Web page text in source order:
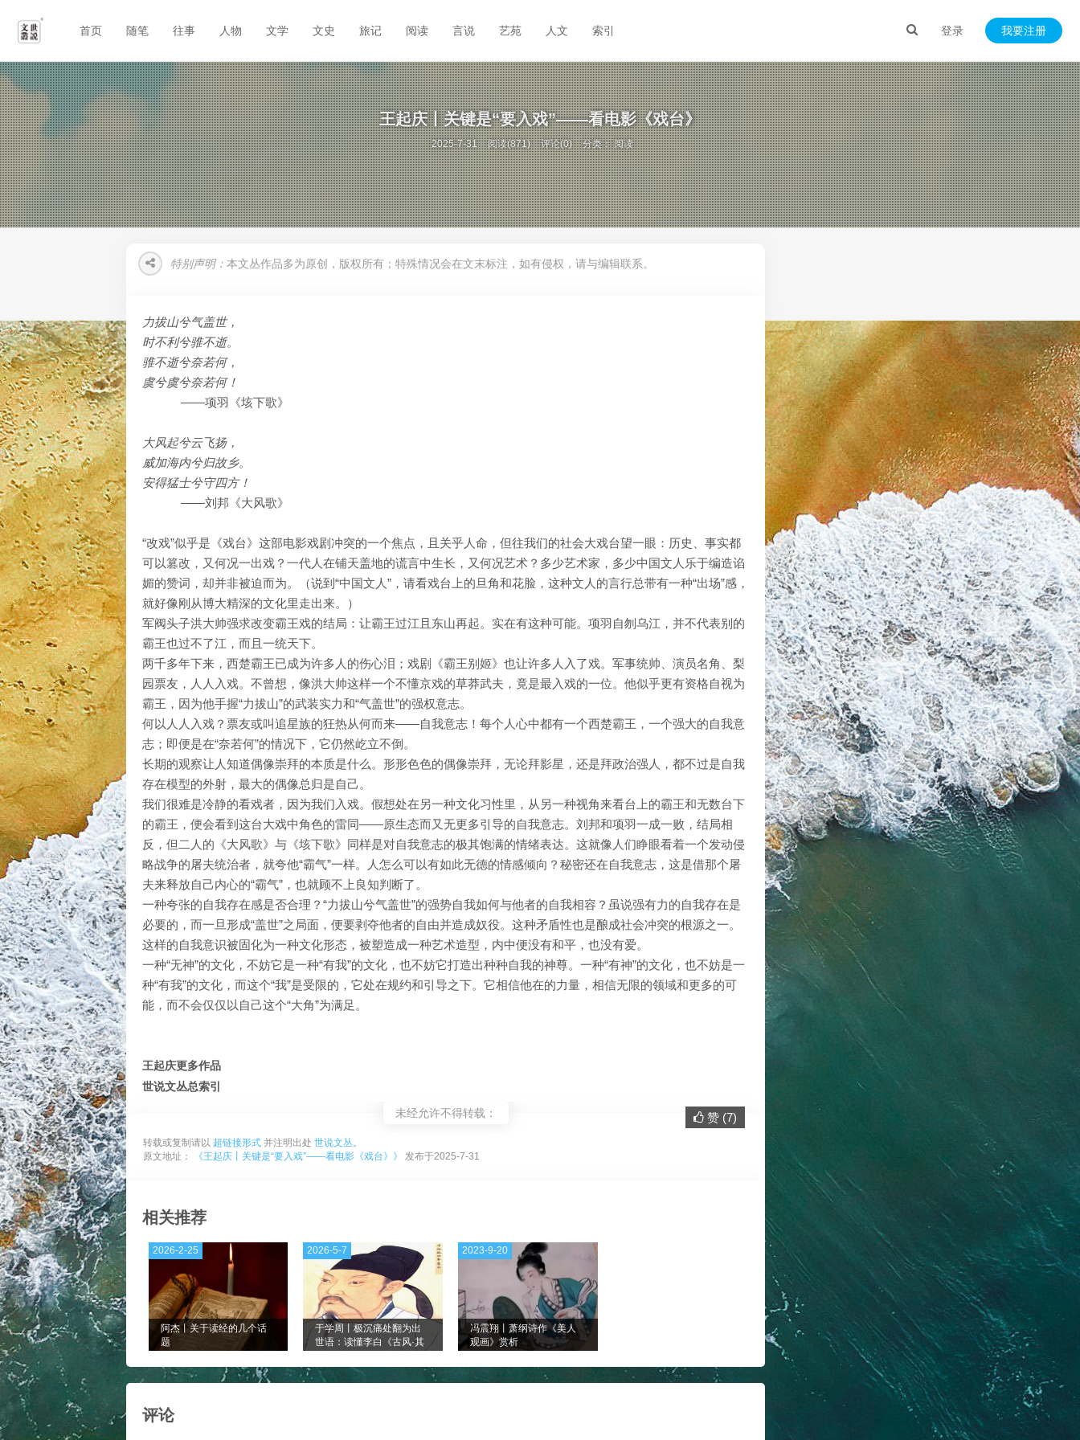
登录 我要注册
首页 随笔 往事 人物 文学 文史 旅记 阅读 言说 艺苑 人文 索引
王起庆丨关键是“要入戏”——看电影《戏台》
2025-7-31 阅读(871) 评论(0) 分类：阅读
特别声明： 本文丛作品多为原创，版权所有；特殊情况会在文末标注，如有侵权，请与编辑联系。
力拔山兮气盖世，
时不利兮骓不逝。
骓不逝兮奈若何，
虞兮虞兮奈若何！
——项羽《垓下歌》
大风起兮云飞扬，
威加海内兮归故乡。
安得猛士兮守四方！
——刘邦《大风歌》
“改戏”似乎是《戏台》这部电影戏剧冲突的一个焦点，且关乎人命，但往我们的社会大戏台望一眼：历史、事实都
可以篡改，又何况一出戏？一代人在铺天盖地的谎言中生长，又何况艺术？多少艺术家，多少中国文人乐于编造谄
媚的赞词，却并非被迫而为。（说到“中国文人”，请看戏台上的旦角和花脸，这种文人的言行总带有一种“出场”感，
就好像刚从博大精深的文化里走出来。）
军阀头子洪大帅强求改变霸王戏的结局：让霸王过江且东山再起。实在有这种可能。项羽自刎乌江，并不代表别的
霸王也过不了江，而且一统天下。
两千多年下来，西楚霸王已成为许多人的伤心泪；戏剧《霸王别姬》也让许多人入了戏。军事统帅、演员名角、梨
园票友，人人入戏。不曾想，像洪大帅这样一个不懂京戏的草莽武夫，竟是最入戏的一位。他似乎更有资格自视为
霸王，因为他手握“力拔山”的武装实力和“气盖世”的强权意志。
何以人人入戏？票友或叫追星族的狂热从何而来——自我意志！每个人心中都有一个西楚霸王，一个强大的自我意
志；即便是在“奈若何”的情况下，它仍然屹立不倒。
长期的观察让人知道偶像崇拜的本质是什么。形形色色的偶像崇拜，无论拜影星，还是拜政治强人，都不过是自我
存在模型的外射，最大的偶像总归是自己。
我们很难是冷静的看戏者，因为我们入戏。假想处在另一种文化习性里，从另一种视角来看台上的霸王和无数台下
的霸王，便会看到这台大戏中角色的雷同——原生态而又无更多引导的自我意志。刘邦和项羽一成一败，结局相
反，但二人的《大风歌》与《垓下歌》同样是对自我意志的极其饱满的情绪表达。这就像人们睁眼看着一个发动侵
略战争的屠夫统治者，就夸他“霸气”一样。人怎么可以有如此无德的情感倾向？秘密还在自我意志，这是借那个屠
夫来释放自己内心的“霸气”，也就顾不上良知判断了。
一种夸张的自我存在感是否合理？“力拔山兮气盖世”的强势自我如何与他者的自我相容？虽说强有力的自我存在是
必要的，而一旦形成“盖世”之局面，便要剥夺他者的自由并造成奴役。这种矛盾性也是酿成社会冲突的根源之一。
这样的自我意识被固化为一种文化形态，被塑造成一种艺术造型，内中便没有和平，也没有爱。
一种“无神”的文化，不妨它是一种“有我”的文化，也不妨它打造出种种自我的神尊。一种“有神”的文化，也不妨是一
种“有我”的文化，而这个“我”是受限的，它处在规约和引导之下。它相信他在的力量，相信无限的领域和更多的可
能，而不会仅仅以自己这个“大角”为满足。
王起庆更多作品
世说文丛总索引
赞 (7)
未经允许不得转载：
转载或复制请以 超链接形式 并注明出处 世说文丛。
原文地址：
《王起庆丨关键是“要入戏”——看电影《戏台》》 发布于2025-7-31
相关推荐
阿杰丨关于读经的几个话
题
2026-2-25
于学周丨极沉痛处翻为出
世语：读懂李白《古风·其
书笔记二章）
2026-5-7
冯震翔丨萧纲诗作《美人
观画》赏析
2023-9-20
评论